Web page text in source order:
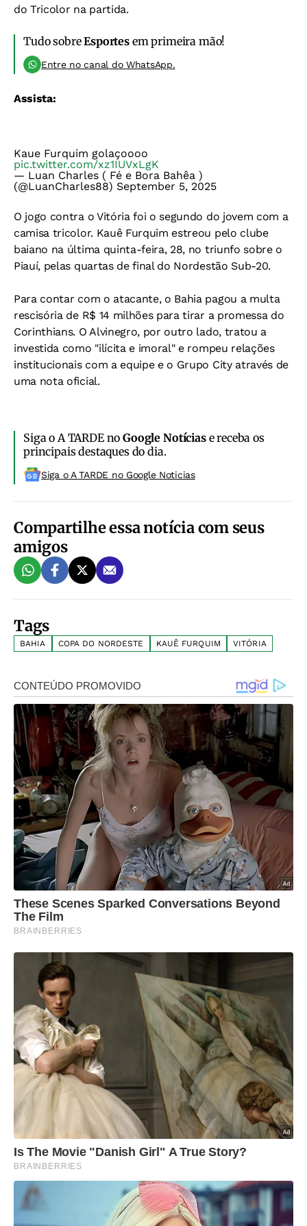
do Tricolor na partida.
Tudo sobreEsportesem primeira mão!
Entre no canal do WhatsApp.
Assista:
Kaue Furquim golaçoooo
pic.twitter.com/xz1IUVxLgK
— Luan Charles ( Fé e Bora Bahêa )
(@LuanCharles88) September 5, 2025
O jogo contra o Vitória foi o segundo do jovem com a
camisa tricolor. Kauê Furquim estreou pelo clube
baiano na última quinta-feira, 28, no triunfo sobre o
Piauí, pelas quartas de final do Nordestão Sub-20.
Para contar com o atacante, o Bahia pagou a multa
rescisória de R$ 14 milhões para tirar a promessa do
Corinthians. O Alvinegro, por outro lado, tratou a
investida como "ilícita e imoral" e rompeu relações
institucionais com a equipe e o Grupo City através de
uma nota oficial.
Siga o A TARDE noGoogle Notíciase receba os
principais destaques do dia.
Siga o A TARDE no Google Noticias
Compartilhe essa notícia com seus
amigos
Tags
BAHIA COPA DO NORDESTE KAUÊ FURQUIM VITÓRIA